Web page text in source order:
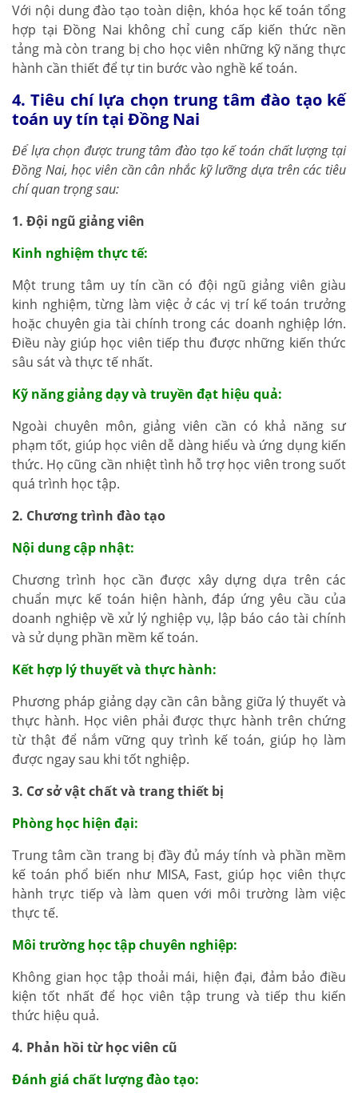
Với nội dung đào tạo toàn diện, khóa học kế toán tổng
hợp tại Đồng Nai không chỉ cung cấp kiến thức nền
tảng mà còn trang bị cho học viên những kỹ năng thực
hành cần thiết để tự tin bước vào nghề kế toán.
4. Tiêu chí lựa chọn trung tâm đào tạo kế
toán uy tín tại Đồng Nai
Để lựa chọn được trung tâm đào tạo kế toán chất lượng tại
Đồng Nai, học viên cần cân nhắc kỹ lưỡng dựa trên các tiêu
chí quan trọng sau:
1. Đội ngũ giảng viên
Kinh nghiệm thực tế:
Một trung tâm uy tín cần có đội ngũ giảng viên giàu
kinh nghiệm, từng làm việc ở các vị trí kế toán trưởng
hoặc chuyên gia tài chính trong các doanh nghiệp lớn.
Điều này giúp học viên tiếp thu được những kiến thức
sâu sát và thực tế nhất.
Kỹ năng giảng dạy và truyền đạt hiệu quả:
Ngoài chuyên môn, giảng viên cần có khả năng sư
phạm tốt, giúp học viên dễ dàng hiểu và ứng dụng kiến
thức. Họ cũng cần nhiệt tình hỗ trợ học viên trong suốt
quá trình học tập.
2. Chương trình đào tạo
Nội dung cập nhật:
Chương trình học cần được xây dựng dựa trên các
chuẩn mực kế toán hiện hành, đáp ứng yêu cầu của
doanh nghiệp về xử lý nghiệp vụ, lập báo cáo tài chính
và sử dụng phần mềm kế toán.
Kết hợp lý thuyết và thực hành:
Phương pháp giảng dạy cần cân bằng giữa lý thuyết và
thực hành. Học viên phải được thực hành trên chứng
từ thật để nắm vững quy trình kế toán, giúp họ làm
được ngay sau khi tốt nghiệp.
3. Cơ sở vật chất và trang thiết bị
Phòng học hiện đại:
Trung tâm cần trang bị đầy đủ máy tính và phần mềm
kế toán phổ biến như MISA, Fast, giúp học viên thực
hành trực tiếp và làm quen với môi trường làm việc
thực tế.
Môi trường học tập chuyên nghiệp:
Không gian học tập thoải mái, hiện đại, đảm bảo điều
kiện tốt nhất để học viên tập trung và tiếp thu kiến
thức hiệu quả.
4. Phản hồi từ học viên cũ
Đánh giá chất lượng đào tạo: